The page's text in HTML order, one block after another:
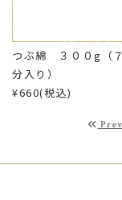
つぶ綿 ３００g（
分入り）
¥660(税込)
Prev